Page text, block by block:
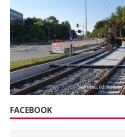
FACEBOOK